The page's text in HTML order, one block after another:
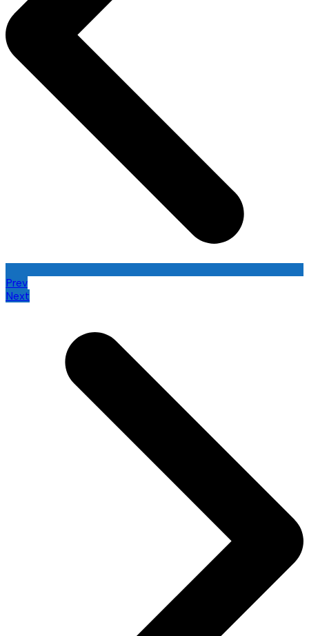
Prev
Next